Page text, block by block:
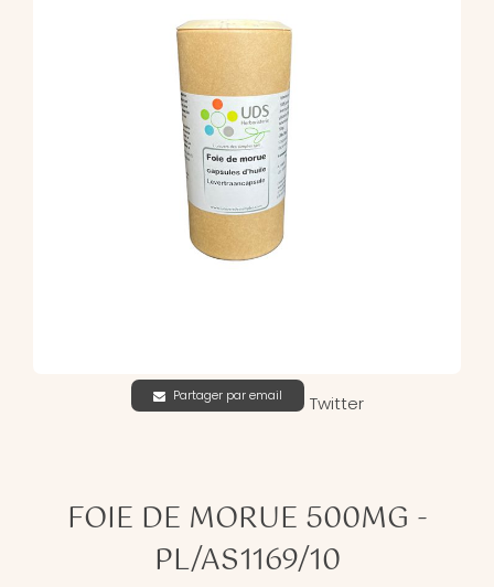
Partager par email Twitter
FOIE DE MORUE 500MG -
PL/AS1169/10